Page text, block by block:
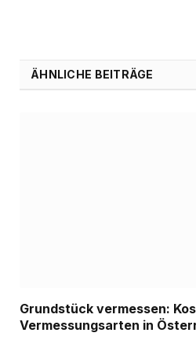
ÄHNLICHE BEITRÄGE
Grundstück vermessen:
Vermessungsarten in